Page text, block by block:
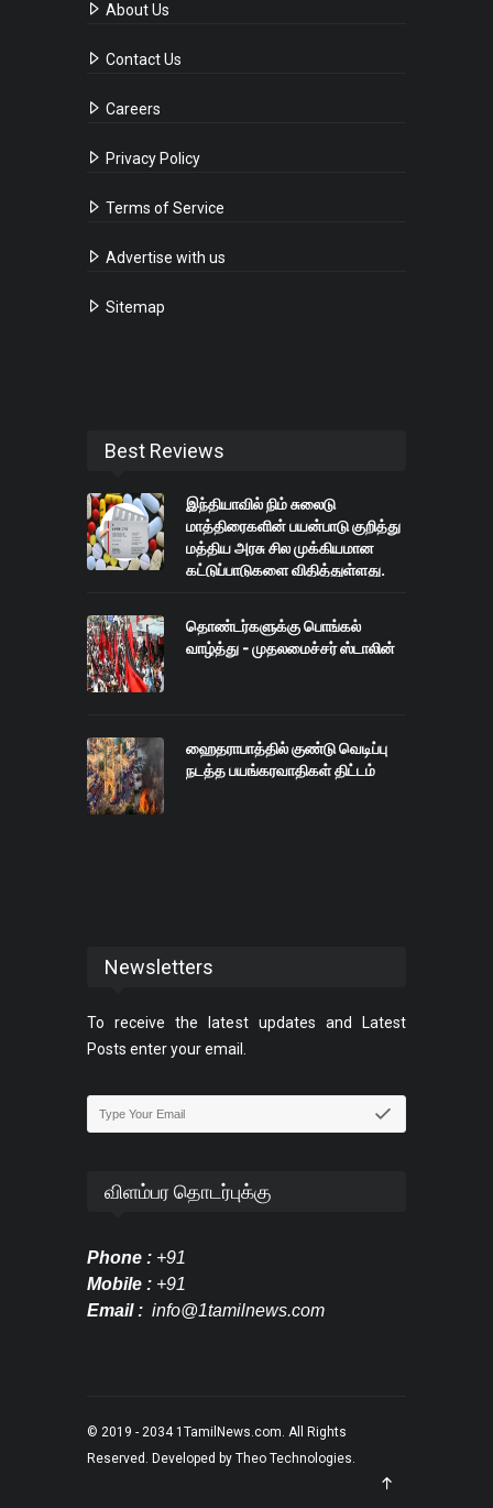
About Us
Contact Us
Careers
Privacy Policy
Terms of Service
Advertise with us
Sitemap
Best Reviews
இந்தியாவில் நிம் சுலைடு
மாத்திரைகளின் பயன்பாடு குறித்து
மத்திய அரசு சில முக்கியமான
கட்டுப்பாடுகளை விதித்துள்ளது.
தொண்டர்களுக்கு பொங்கல்
வாழ்த்து - முதலமைச்சர் ஸ்டாலின்
ஹைதராபாத்தில் குண்டு வெடிப்பு
நடத்த பயங்கரவாதிகள் திட்டம்
Newsletters
To receive the latest updates and Latest
Posts enter your email.
விளம்பர தொடர்புக்கு
Phone : +91
Mobile : +91
Email : info@1tamilnews.com
© 2019 - 2034 1TamilNews.com. All Rights
Reserved. Developed by Theo Technologies.